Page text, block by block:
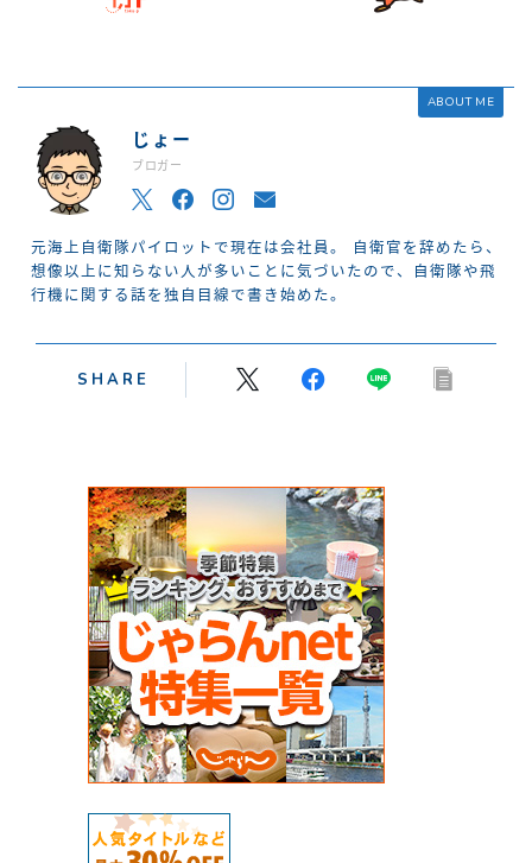
ABOUT ME
じょー
ブロガー
元海上自衛隊パイロットで現在は会社員。 自衛官を辞めたら、
想像以上に知らない人が多いことに気づいたので、自衛隊や飛
行機に関する話を独自目線で書き始めた。
SHARE